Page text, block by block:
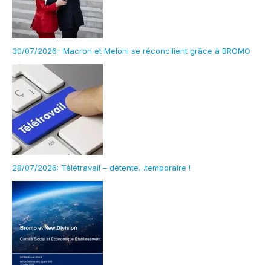
30/07/2026- Macron et Meloni se réconcilient grâce à BROMO
28/07/2026: Télétravail – détente…temporaire !